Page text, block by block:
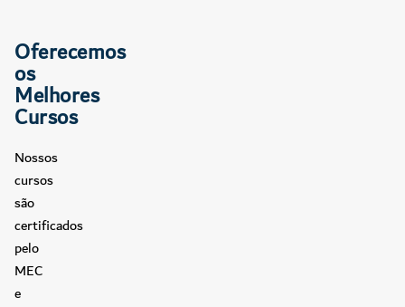
Oferecemos
os
Melhores
Cursos
Nossos
cursos
são
certificados
pelo
MEC
e